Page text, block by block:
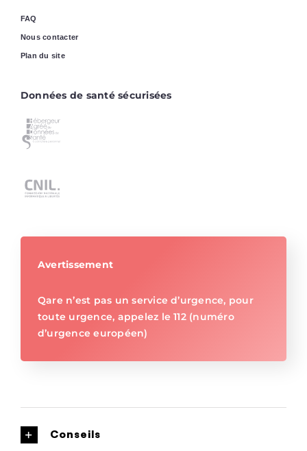
FAQ
Nous contacter
Plan du site
Données de santé sécurisées
Avertissement
Qare n’est pas un service d’urgence, pour
toute urgence, appelez le 112 (numéro
d’urgence européen)
Conseils